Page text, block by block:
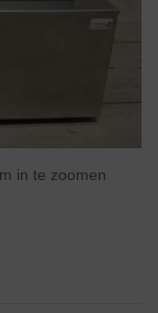
in te zoomen